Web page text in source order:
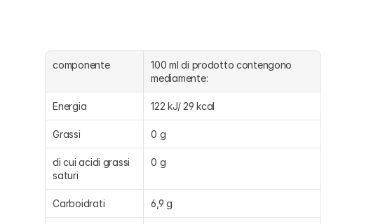
componente
100 ml di prodotto contengono
mediamente:
Energia 122 kJ/ 29 kcal
Grassi 0 g
di cui acidi grassi
saturi
0 g
Carboidrati 6,9 g